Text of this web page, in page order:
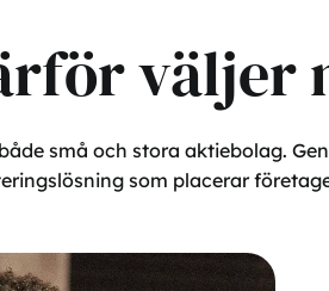
väljer
små och stora aktiebolag.
som placerar